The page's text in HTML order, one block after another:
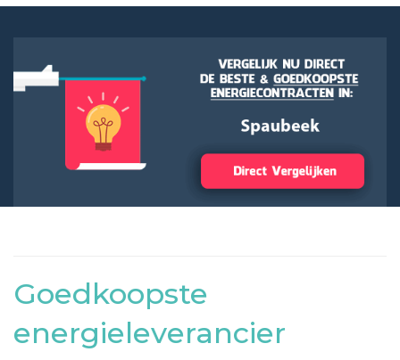
Goedkoopste
energieleverancier